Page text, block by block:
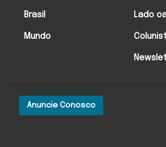
Anuncie Conosco
Brasil
Mundo
Lado